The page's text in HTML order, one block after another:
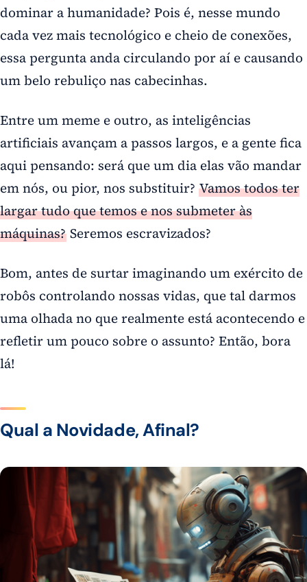
dominar a humanidade? Pois é, nesse mundo
cada vez mais tecnológico e cheio de conexões,
essa pergunta anda circulando por aí e causando
um belo rebuliço nas cabecinhas.
Entre um meme e outro, as inteligências
artificiais avançam a passos largos, e a gente fica
aqui pensando: será que um dia elas vão mandar
em nós, ou pior, nos substituir? Vamos todos ter
largar tudo que temos e nos submeter às
máquinas?Seremos escravizados?
Bom, antes de surtar imaginando um exército de
robôs controlando nossas vidas, que tal darmos
uma olhada no que realmente está acontecendo e
refletir um pouco sobre o assunto? Então, bora
lá!
Qual a Novidade, Afinal?